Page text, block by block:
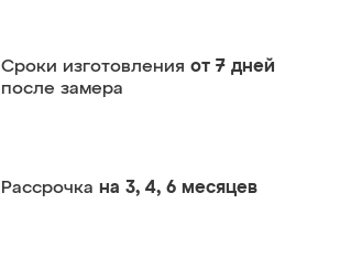
Сроки изготовления от 7 дней
после замера
Рассрочка на 3, 4, 6 месяцев